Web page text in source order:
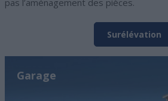
pas l’aménagement des pièces.
Surélévation
Garage